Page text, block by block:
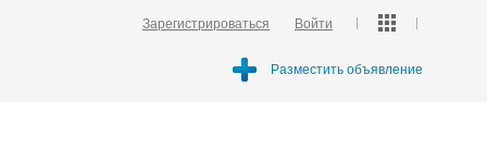
Зарегистрироваться Войти
Разместить объявление